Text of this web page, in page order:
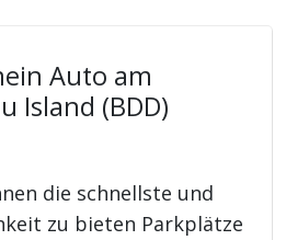
Auto am
Island (BDD)
die schnellste und
zu bieten Parkplätze